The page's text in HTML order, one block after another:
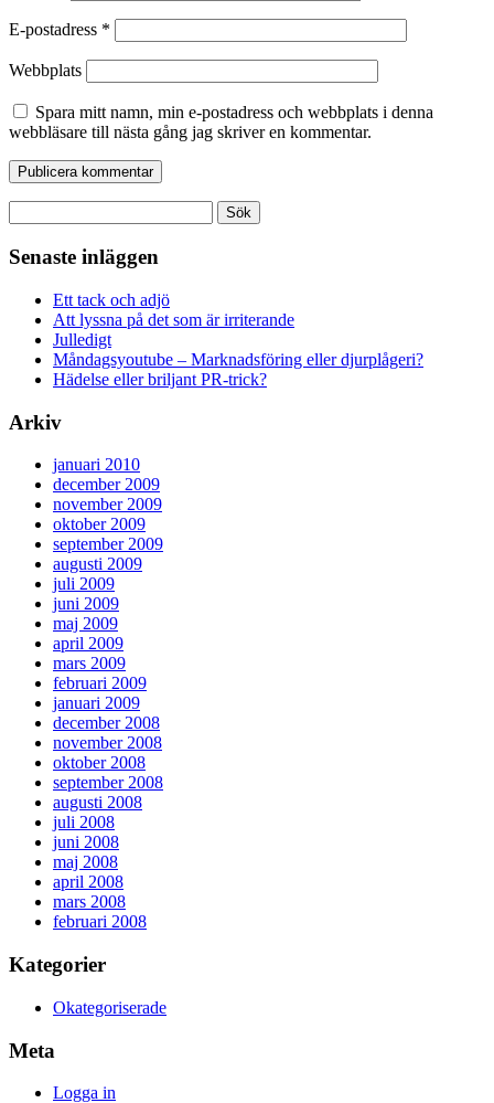
E-postadress *
Webbplats
Spara mitt namn, min e-postadress och webbplats i denna
webbläsare till nästa gång jag skriver en kommentar.
efter:
Senaste inläggen
Ett tack och adjö
Att lyssna på det som är irriterande
Julledigt
Måndagsyoutube – Marknadsföring eller djurplågeri?
Hädelse eller briljant PR-trick?
Arkiv
januari 2010
december 2009
november 2009
oktober 2009
september 2009
augusti 2009
juli 2009
juni 2009
maj 2009
april 2009
mars 2009
februari 2009
januari 2009
december 2008
november 2008
oktober 2008
september 2008
augusti 2008
juli 2008
juni 2008
maj 2008
april 2008
mars 2008
februari 2008
Kategorier
Okategoriserade
Meta
Logga in